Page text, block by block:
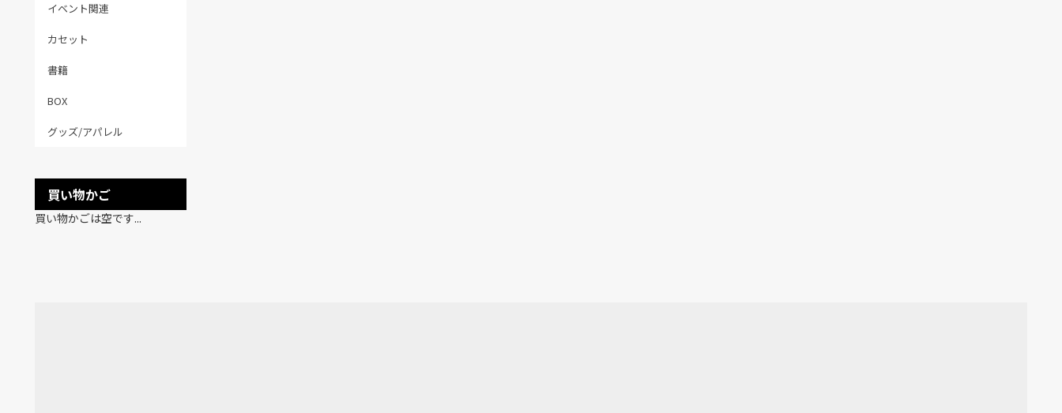
イベント関連
カセット
書籍
BOX
グッズ/アパレル
買い物かご
買い物かごは空です...